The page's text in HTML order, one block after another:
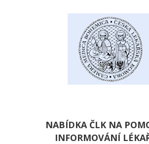
NABÍDKA ČLK NA
INFORMOVÁNÍ